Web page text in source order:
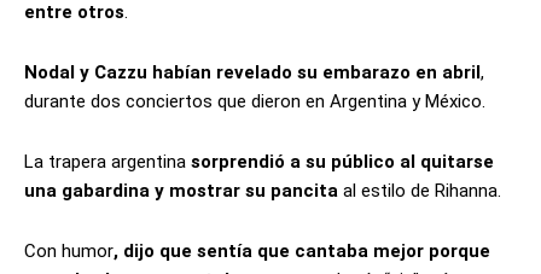
entre otros.
Nodal y Cazzu habían revelado su embarazo en abril,
durante dos conciertos que dieron en Argentina y México.
La trapera argentina sorprendió a su público al quitarse
una gabardina y mostrar su pancita al estilo de Rihanna.
Con humor, dijo que sentía que cantaba mejor porque